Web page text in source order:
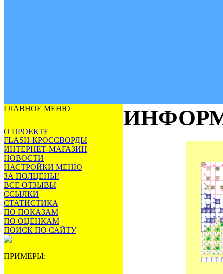
ГЛАВНОЕ МЕНЮ
О ПРОЕКТЕ
FLASH-КРОССВОРДЫ
ИНТЕРНЕТ-МАГАЗИН
НОВОСТИ
НАСТРОЙКИ МЕНЮ
ЗА ПОЛЦЕНЫ!
ВСЕ ОТЗЫВЫ
ССЫЛКИ
СТАТИСТИКА
ПО ПОКАЗАМ
ПО ОЦЕНКАМ
ПОИСК ПО САЙТУ
ПРИМЕРЫ: